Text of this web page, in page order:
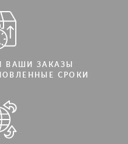
ВАШИ ЗАКАЗЫ
СРОКИ